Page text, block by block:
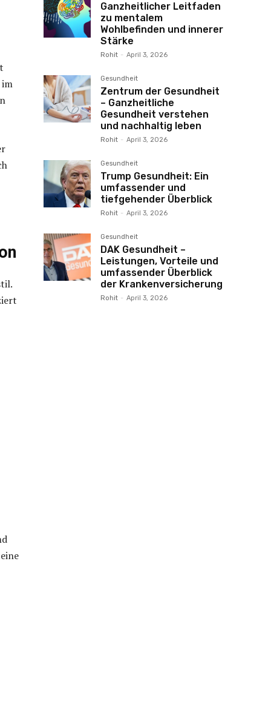
Ganzheitlicher Leitfaden
zu mentalem
Wohlbefinden und innerer
Stärke
Rohit - April 3, 2026
Gesundheit
Zentrum der Gesundheit
– Ganzheitliche
Gesundheit verstehen
und nachhaltig leben
Rohit - April 3, 2026
Gesundheit
Trump Gesundheit: Ein
umfassender und
tiefgehender Überblick
Rohit - April 3, 2026
Gesundheit
DAK Gesundheit –
Leistungen, Vorteile und
umfassender Überblick
der Krankenversicherung
Rohit - April 3, 2026